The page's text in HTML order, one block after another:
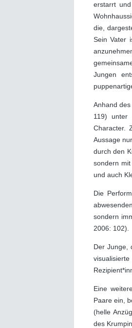
erstarrt
die,
Sein Vater
Jungen
Anhand
119) unter
Character.
Aussage
durch den
sondern
und auch
Die
sondern
2006: 102).
Der Junge,
Eine
Paare ein,
(helle
des